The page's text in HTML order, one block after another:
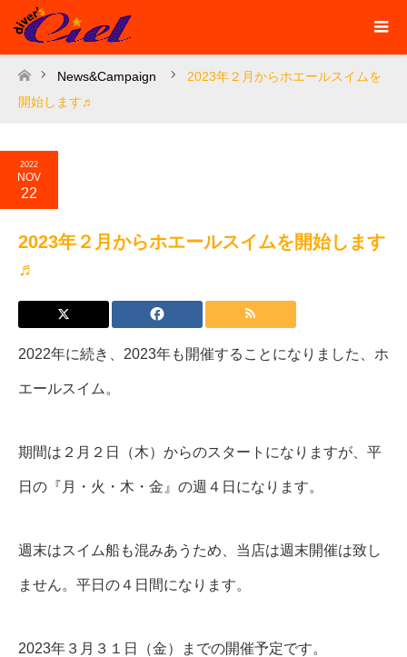
ホーム
News&Campaign
2023年２月からホエールスイムを
開始します♬
2022
NOV
22
2023年２月からホエールスイムを開始します
♬
2022年に続き、2023年も開催することになりました、ホ
エールスイム。
期間は２月２日（木）からのスタートになりますが、平
日の『月・火・木・金』の週４日になります。
週末はスイム船も混みあうため、当店は週末開催は致し
ません。平日の４日間になります。
2023年３月３１日（金）までの開催予定です。